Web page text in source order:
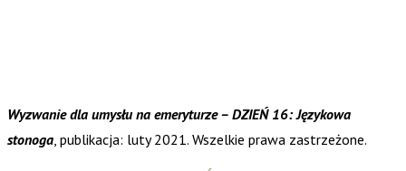
Wyzwanie dla umysłu na emeryturze – DZIEŃ 16: Językowa
stonoga , publikacja: luty 2021. Wszelkie prawa zastrzeżone.